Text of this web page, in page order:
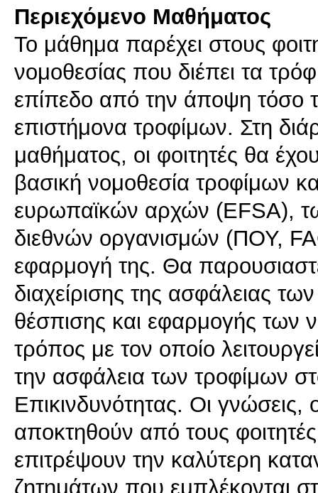
Περιεχόμενο Μαθήματος
Το μάθημα παρέχει στους
νομοθεσίας που διέπει τα
επίπεδο από την άποψη τόσο
επιστήμονα τροφίμων. Στη
μαθήματος, οι φοιτητές θα
βασική νομοθεσία τροφίμων
ευρωπαϊκών αρχών (EFSA),
διεθνών οργανισμών (ΠΟΥ,
εφαρμογή της. Θα
διαχείρισης της ασφάλειας
θέσπισης και εφαρμογής των
τρόπος με τον οποίο
την ασφάλεια των τροφίμων
Επικινδυνότητας. Οι γνώσεις,
αποκτηθούν από τους
επιτρέψουν την καλύτερη
ζητημάτων που εμπλέκονται